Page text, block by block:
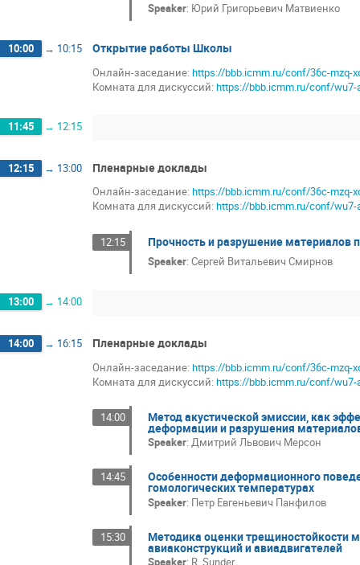
Speaker: Юрий Григорьевич Матвиенко
10:00 → 10:15 Открытие работы Школы
Онлайн-заседание: https://bbb.icmm.ru/conf/36c-mzq-
Комната для дискуссий: https://bbb.icmm.ru/conf/wu7-
11:45 → 12:15
12:15 → 13:00 Пленарные доклады
Онлайн-заседание: https://bbb.icmm.ru/conf/36c-mzq-
Комната для дискуссий: https://bbb.icmm.ru/conf/wu7-
12:15 Прочность и разрушение
Speaker: Сергей Витальевич Смирнов
13:00 → 14:00
14:00 → 16:15 Пленарные доклады
Онлайн-заседание: https://bbb.icmm.ru/conf/36c-mzq-
Комната для дискуссий: https://bbb.icmm.ru/conf/wu7-
14:00 Метод акустической эмиссии, как
деформации и разрушения
Speaker: Дмитрий Львович Мерсон
14:45 Особенности деформационного
гомологических температурах
Speaker: Петр Евгеньевич Панфилов
15:30 Методика оценки трещиностойкости
авиаконструкций и авиадвигателей
Speaker: R. Sunder